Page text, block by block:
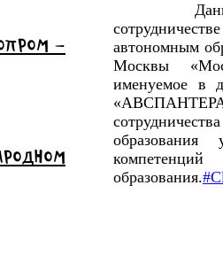
–
автономным
Москвы
именуемое в
образования.